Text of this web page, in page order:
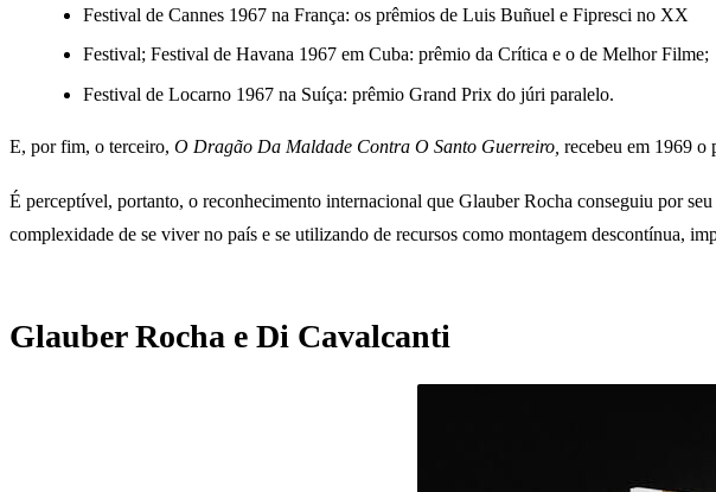
Festival de Cannes 1967 na França: os prêmios de Luis Buñuel e Fipresci no XX
Festival; Festival de Havana 1967 em Cuba: prêmio da Crítica e o de Melhor Filme;
Festival de Locarno 1967 na Suíça: prêmio Grand Prix do júri paralelo.
E, por fim, o terceiro, O Dragão Da Maldade Contra O Santo Guerreiro, recebeu em 1969 o
É perceptível, portanto, o reconhecimento internacional que Glauber Rocha conseguiu por
complexidade de se viver no país e se utilizando de recursos como montagem descontínua,
Glauber Rocha e Di Cavalcanti